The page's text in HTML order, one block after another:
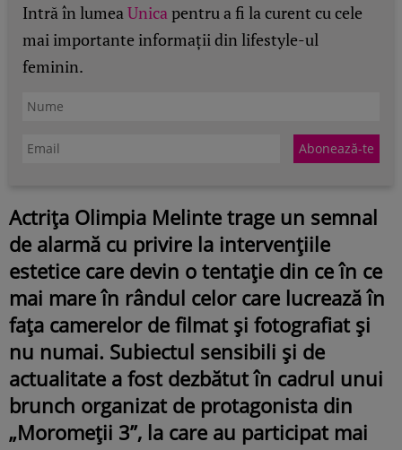
Intră în lumeaUnicapentru a fi la curent cu cele
mai importante informații din lifestyle-ul
feminin.
Actrița Olimpia Melinte trage un semnal
de alarmă cu privire la intervențiile
estetice care devin o tentație din ce în ce
mai mare în rândul celor care lucrează în
fața camerelor de filmat și fotografiat și
nu numai. Subiectul sensibili și de
actualitate a fost dezbătut în cadrul unui
brunch organizat de protagonista din
„Moromeții 3”, la care au participat mai